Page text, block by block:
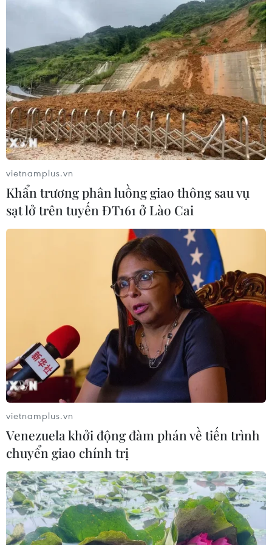
QUY HOẠCH CÁC ĐỊA PHƯƠNG GIAI ĐOẠN
2021-2030, TẦM NHÌN ĐẾN 2050
Đưa Nghệ An trở thành cực tăng trưởng động
lực của vùng Bắc Trung Bộ và cả nước
Công bố các Quyết định về Khu kinh tế và khởi
động Khu thương mại tự do Hải Phòng
Chính phủ thông qua hồ sơ Đề án thành lập
thành phố Quảng Ninh trực thuộc Trung ương
Bắc Ninh tiến gần "mốc" thành phố trực thuộc
Phê duyệt Quy hoạch chung đô thị Bắc Ninh đến
năm 2050, tầm nhìn đến năm 2075
TIN LIÊN QUAN
vietnamplus.vn
Khẩn trương phân luồng giao thông sau vụ
sạt lở trên tuyến ĐT161 ở Lào Cai
vietnamplus.vn
Venezuela khởi động đàm phán về tiến trình
chuyển giao chính trị